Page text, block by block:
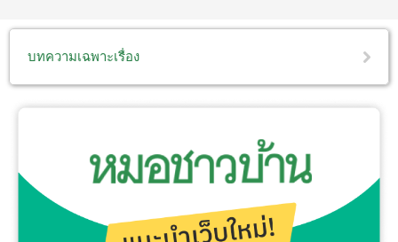
บทความเฉพาะเรื่อง